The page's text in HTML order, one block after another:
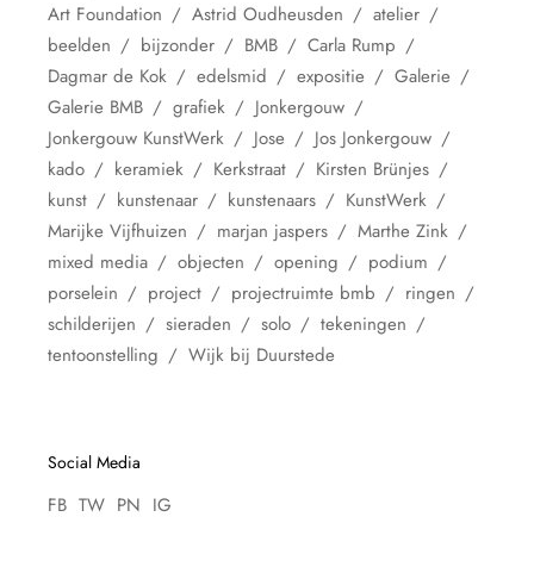
Art Foundation
Astrid Oudheusden
atelier
beelden
bijzonder BMB
Carla Rump
Dagmar de Kok
edelsmid expositie
Galerie
Galerie BMB
grafiek
Jonkergouw
Jonkergouw KunstWerk
Jose
Jos Jonkergouw
kado
keramiek Kerkstraat
Kirsten Brünjes
kunst
kunstenaar kunstenaars
KunstWerk
Marijke Vijfhuizen
marjan jaspers
Marthe Zink
mixed media
objecten opening
podium
porselein
project projectruimte bmb
ringen
schilderijen
sieraden solo
tekeningen
tentoonstelling
Wijk bij Duurstede
Social Media
FB TW PN IG